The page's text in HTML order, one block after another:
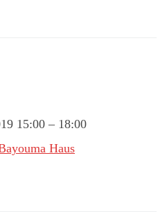
15:00 – 18:00
Haus